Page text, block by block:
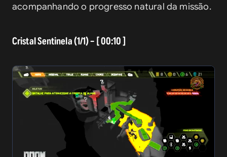
acompanhando o progresso natural da missão.
Cristal Sentinela (1/1) – [ 00:10 ]